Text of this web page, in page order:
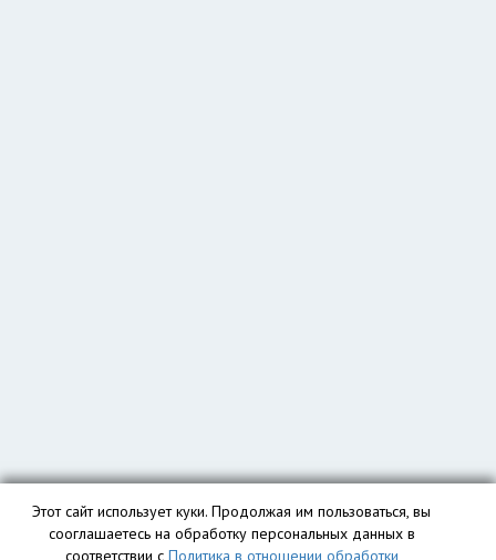
Этот сайт использует куки. Продолжая им пользоваться, вы
сооглашаетесь на обработку персональных данных в
соответствии с Политика в отношении обработки